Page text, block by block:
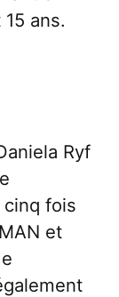
ans.
Ryf
cinq fois
et